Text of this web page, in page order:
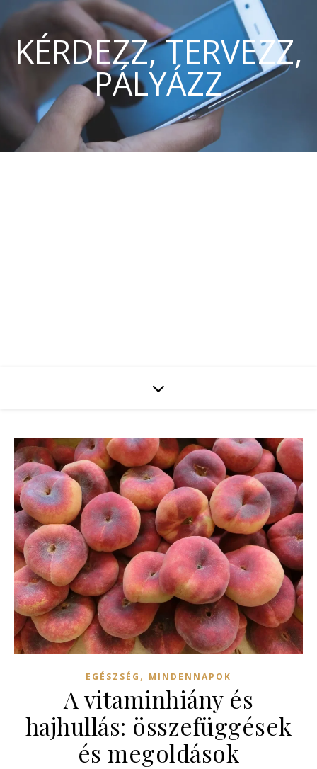
KÉRDEZZ, TERVEZZ,
PÁLYÁZZ
EGÉSZSÉG , MINDENNAPOK
A vitaminhiány és
hajhullás: összefüggések
és megoldások